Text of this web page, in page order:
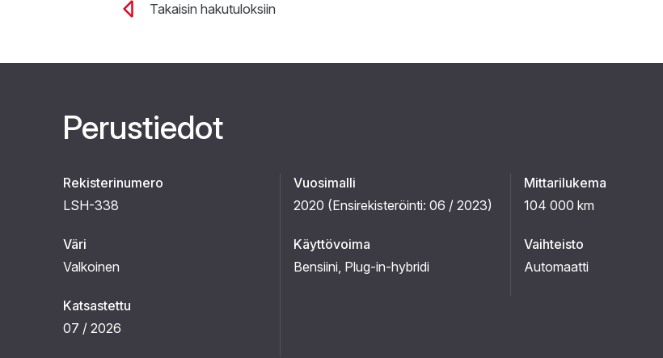
Takaisin hakutuloksiin
Perustiedot
Rekisterinumero
LSH-338
Vuosimalli
2020 (Ensirekisteröinti: 06 / 2023)
Mittarilukema
104 000 km
Väri
Valkoinen
Käyttövoima
Bensiini, Plug-in-hybridi
Vaihteisto
Automaatti
Katsastettu
07 / 2026